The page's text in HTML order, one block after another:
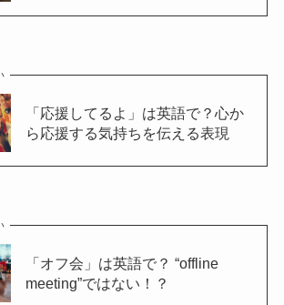
「応援してるよ」は英語で？心か
ら応援する気持ちを伝える表現
「オフ会」は英語で？ “offline
meeting”ではない！？